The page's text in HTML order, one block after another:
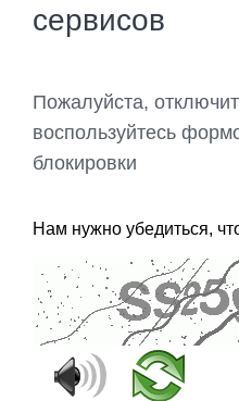
сервисов
Пожалуйста,
воспользуйтесь
блокировки
Нам нужно убедиться,